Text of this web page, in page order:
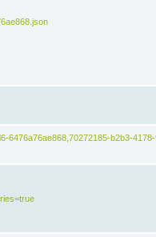
6476a76ae868,70272185-b2b3-